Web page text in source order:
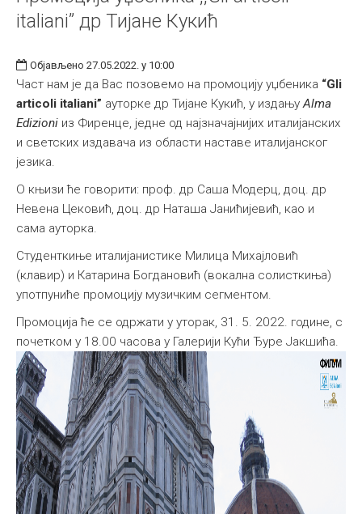
italiani” др Тијане Кукић
Објављено 27.05.2022. у 10:00
Част нам је да Вас позовемо на промоцију уџбеника “Gli
articoli italiani” ауторке др Тијане Кукић, у издању Alma
Edizioni из Фиренце, једне од најзначајнијих италијанских
и светских издавача из области наставе италијанског
језика.
О књизи ће говорити: проф. др Саша Модерц, доц. др
Невена Цековић, доц. др Наташа Јанићијевић, као и
сама ауторка.
Студенткиње италијанистике Милица Михајловић
(клавир) и Катарина Богдановић (вокална солисткиња)
употпуниће промоцију музичким сегментом.
Промоција ће се одржати у уторак, 31. 5. 2022. године, с
почетком у 18.00 часова у Галерији Кући Ђуре Јакшића.